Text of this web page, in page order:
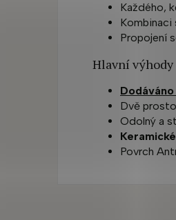
Každého,
Kombinaci
Propojení
Hlavní výhody
Dvě
Odolný a
Povrch